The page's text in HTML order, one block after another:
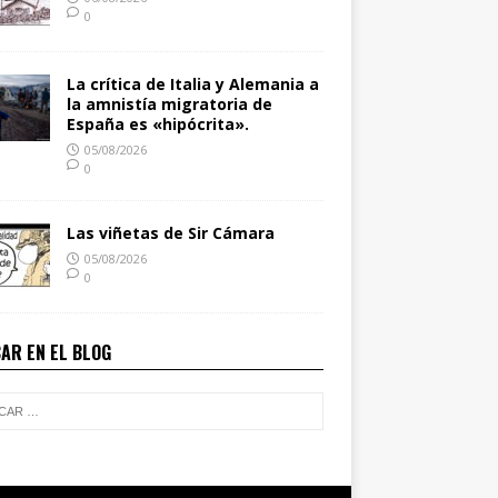
0
La crítica de Italia y Alemania a
la amnistía migratoria de
España es «hipócrita».
05/08/2026
0
Las viñetas de Sir Cámara
05/08/2026
0
EN EL BLOG